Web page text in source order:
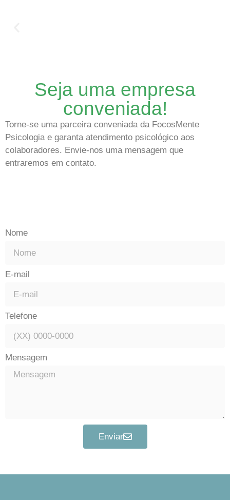
Seja uma empresa
conveniada!
Torne-se uma parceira conveniada da FocosMente
Psicologia e garanta atendimento psicológico aos
colaboradores. Envie-nos uma mensagem que
entraremos em contato.
Nome
E-mail
Telefone
Mensagem
Enviar